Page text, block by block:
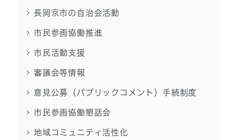
長岡京市の自治会活動
市民参画協働推進
市民活動支援
審議会等情報
意見公募（パブリックコメント）手続制度
市民参画協働懇話会
地域コミュニティ活性化